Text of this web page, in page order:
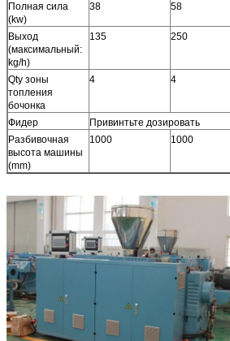
Полная сила
(kw)
38 58
Выход
(максимальный:
kg/h)
135 250
Qty зоны
топления
бочонка
4 4
Фидер
Привинтьте дозировать
Разбивочная
высота машины
(mm)
1000 1000